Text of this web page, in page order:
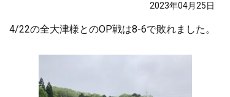
2023年04月25日
4/22の全大津様とのOP戦は8-6で敗れました。